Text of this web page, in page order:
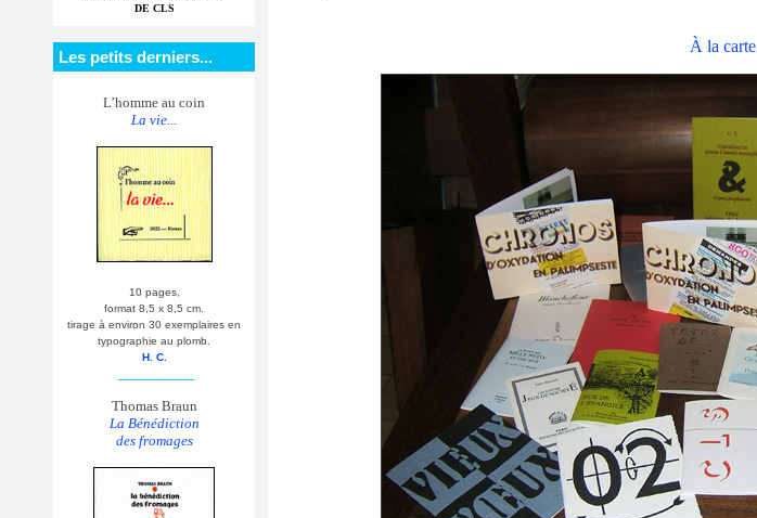
DE CLS
Les petits derniers...
L’homme au coin
La vie...
10 pages,
format 8,5 x 8,5 cm.
tirage à environ 30 exemplaires en
typographie au plomb.
H. C.
Thomas Braun
La Bénédiction
des fromages
À la